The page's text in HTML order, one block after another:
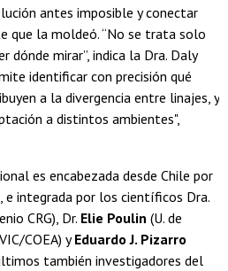
antes imposible y conectar
que la moldeó. “No se trata solo
dónde mirar”, indica la Dra. Daly
identificar con precisión qué
a la divergencia entre linajes, y
a distintos ambientes",
es encabezada desde Chile por
e integrada por los científicos Dra.
CRG), Dr. Elie Poulin (U. de
COEA) yEduardo J. Pizarro
también investigadores del